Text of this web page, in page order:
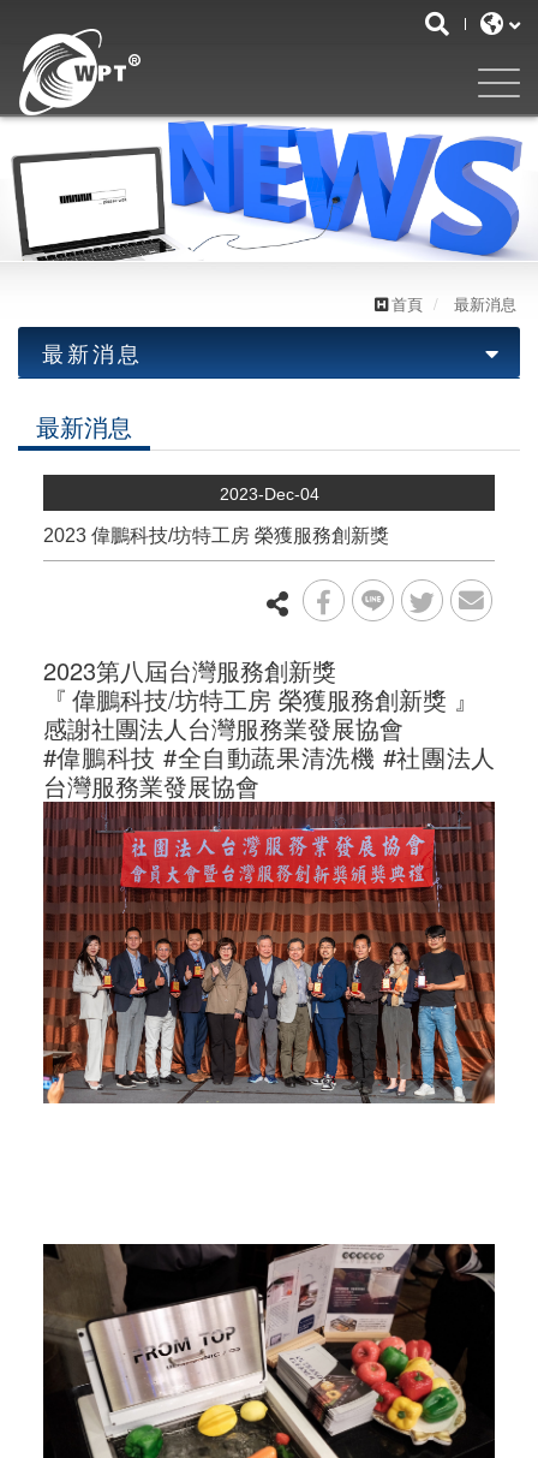
首頁 最新消息
最新消息
優惠活動
最新消息
2023 偉鵬科技/坊特工房 榮獲服務創新獎
2023-Dec-04
2023第八屆台灣服務創新獎
『 偉鵬科技/坊特工房 榮獲服務創新獎 』
感謝社團法人台灣服務業發展協會
#偉鵬科技 #全自動蔬果清洗機 #社團法人
台灣服務業發展協會